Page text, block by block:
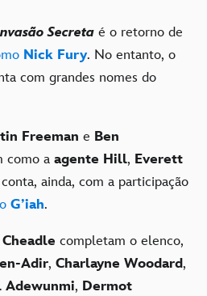
Secreta é o retorno de
Nick Fury. No entanto, o
com grandes nomes do
Freeman e Ben
como a agente Hill, Everett
ainda, com a participação
G’iah.
completam o elenco,
Adir, Charlayne Woodard,
Adewunmi, Dermot